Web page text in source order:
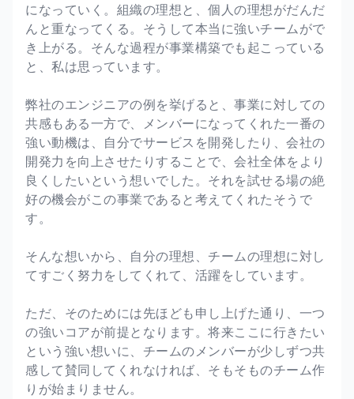
になっていく。組織の理想と、個人の理想がだんだ
んと重なってくる。そうして本当に強いチームがで
き上がる。そんな過程が事業構築でも起こっている
と、私は思っています。
弊社のエンジニアの例を挙げると、事業に対しての
共感もある一方で、メンバーになってくれた一番の
強い動機は、自分でサービスを開発したり、会社の
開発力を向上させたりすることで、会社全体をより
良くしたいという想いでした。それを試せる場の絶
好の機会がこの事業であると考えてくれたそうで
す。
そんな想いから、自分の理想、チームの理想に対し
てすごく努力をしてくれて、活躍をしています。
ただ、そのためには先ほども申し上げた通り、一つ
の強いコアが前提となります。将来ここに行きたい
という強い想いに、チームのメンバーが少しずつ共
感して賛同してくれなければ、そもそものチーム作
りが始まりません。